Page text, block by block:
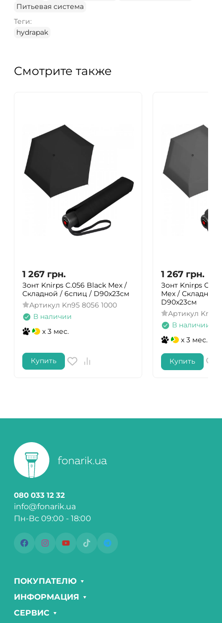
Питьевая система
Теги:
hydrapak
Смотрите также
1 267 грн.
Зонт Knirps C.056 Black Мех /
Складной / 6спиц / D90x23см
Артикул Kn95 8056 1000
В наличии
x 3 мес.
Купить
1 267 грн.
Зонт Knirps
Мех / Складной
D90x23см
Артикул Kn95
В наличии
x 3 мес.
Купить
080 033 12 32
info@fonarik.ua
Пн-Вс 09:00 - 18:00
ПОКУПАТЕЛЮ
ИНФОРМАЦИЯ
СЕРВИС